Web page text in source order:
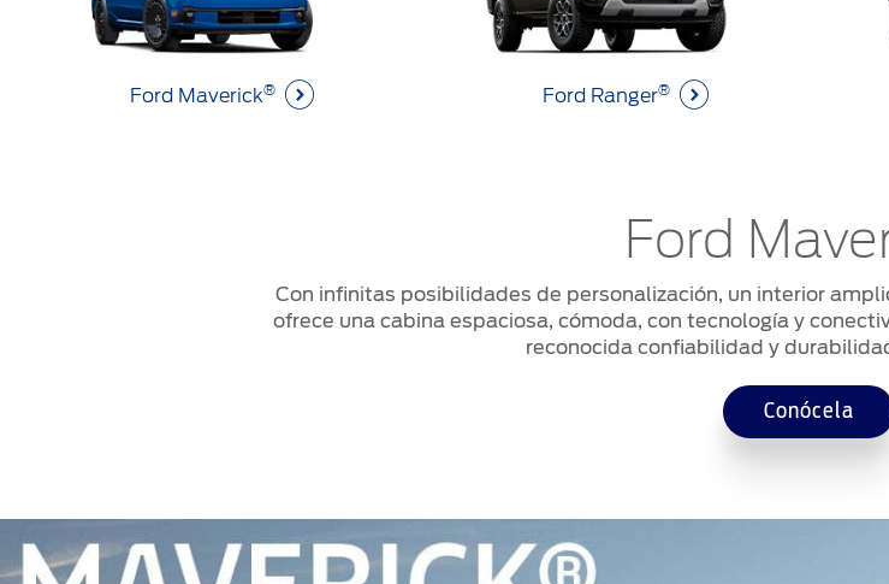
Ford Maverick® Ford Ranger®
Ford
Con infinitas posibilidades de personalización, un interior
ofrece una cabina espaciosa, cómoda, con tecnología y
reconocida confiabilidad y
Conócela